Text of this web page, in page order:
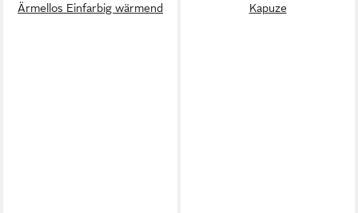
Ärmellos Einfarbig wärmend
Kapuze